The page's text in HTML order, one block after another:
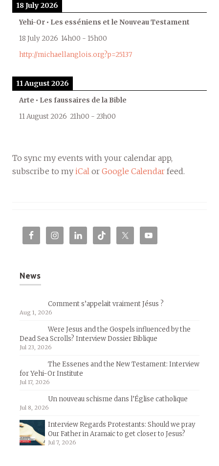
18 July 2026
Yehi-Or • Les esséniens et le Nouveau Testament
18 July 2026 14h00 - 15h00
http://michaellanglois.org?p=25137
11 August 2026
Arte • Les faussaires de la Bible
11 August 2026 21h00 - 23h00
To sync my events with your calendar app,
subscribe to my iCal or Google Calendar feed.
News
Comment s’appelait vraiment Jésus ?
Aug 1, 2026
Were Jesus and the Gospels influenced by the
Dead Sea Scrolls? Interview Dossier Biblique
Jul 23, 2026
The Essenes and the New Testament: Interview
for Yehi-Or Institute
Jul 17, 2026
Un nouveau schisme dans l’Église catholique
Jul 8, 2026
Interview Regards Protestants: Should we pray
Our Father in Aramaic to get closer to Jesus?
Jul 7, 2026